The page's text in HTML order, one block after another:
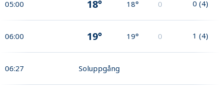
05:00 18° 18° 0 0 (4)
06:00 19° 19° 0 1 (4)
06:27 Soluppgång